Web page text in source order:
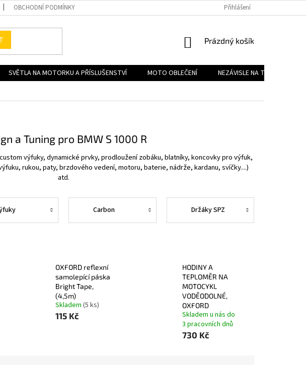
OBCHODNÍ PODMÍNKY REKLAMAČNÍ ŘÁD
Přihlášení
NÁKUPNÍ
Prázdný košík
SVĚTLA NA MOTORKU A PŘÍSLUŠENSTVÍ MOTO OBLEČENÍ
NEZÁVISLE NA TYPU
a Tuning pro BMW S 1000 R
výfuky, dynamické prvky, prodloužení zobáku, blatníky, koncovky pro výfuk,
rukou, paty, brzdového vedení, motoru, baterie, nádrže, kardanu, svíčky....)
atd.
Carbon Držáky SPZ
OXFORD reflexní
samolepící páska
Bright Tape,
(4,5m)
Skladem (5 ks)
115 Kč
HODINY A
TEPLOMĚR NA
MOTOCYKL
VODĚODOLNÉ,
OXFORD
Skladem u nás do
3 pracovních dnů
730 Kč